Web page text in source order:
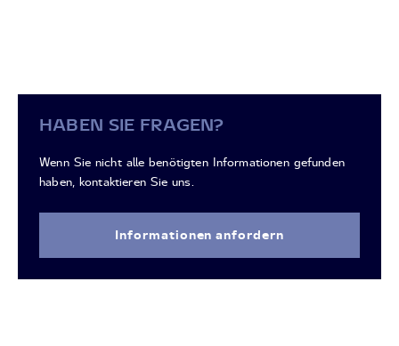
HABEN SIE FRAGEN?
Wenn Sie nicht alle benötigten Informationen gefunden
haben, kontaktieren Sie uns.
Informationen anfordern